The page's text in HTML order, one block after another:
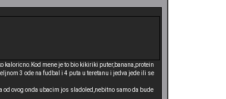
kaloricno.Kod mene je to bio kikiriki puter,banana,protein
3 ode na fudbal i 4 puta u teretanu i jedva jede ili se
ovog onda ubacim jos sladoled,nebitno samo da bude